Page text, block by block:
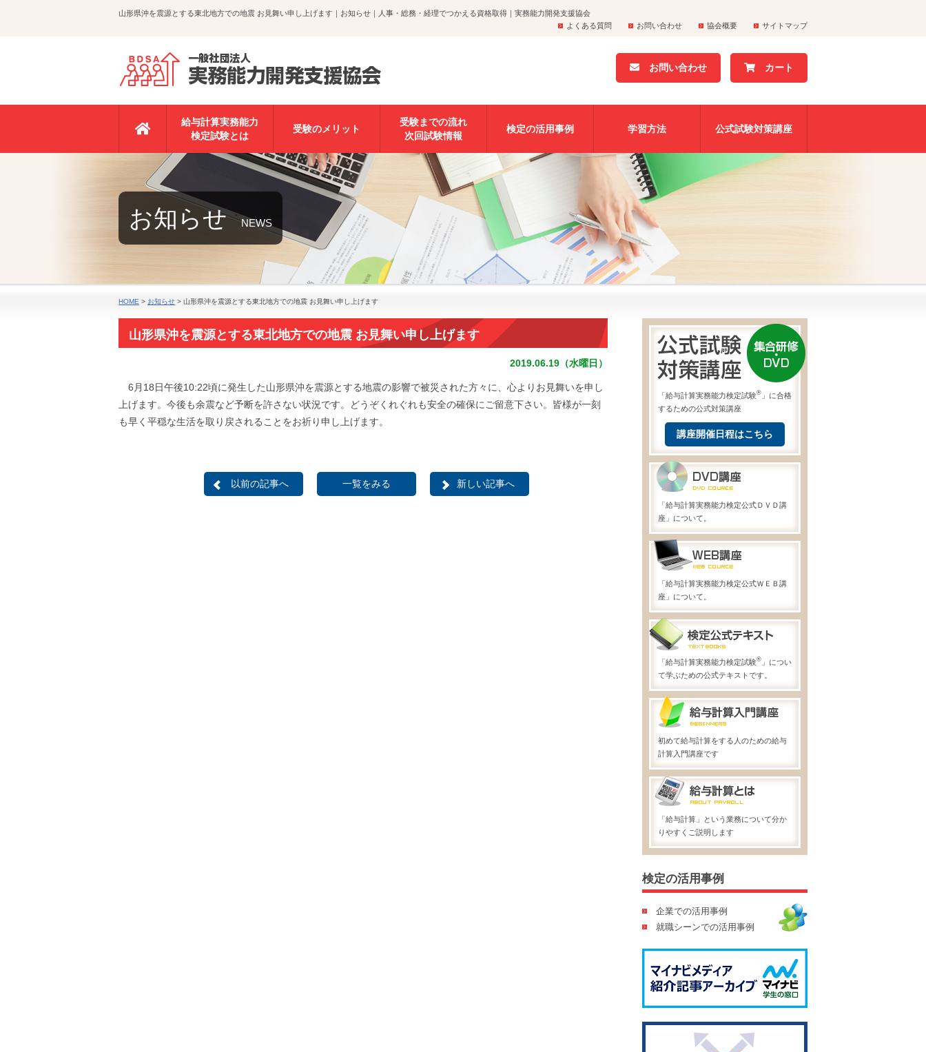
山形県沖を震源とする東北地方での地震 お見舞い申し上げます｜お知らせ｜人事・総務・経理でつかえる資格取得｜実務能力開発支援協会
よくある質問
お問い合わせ 協会概要 サイトマップ
お問い合わせ カート
給与計算実務能力
検定試験とは
受験のメリット
受験までの流れ
次回試験情報
検定の活用事例 学習方法 公式試験対策講座
お知らせ NEWS
HOME > お知らせ > 山形県沖を震源とする東北地方での地震 お見舞い申し上げます
山形県沖を震源とする東北地方での地震 お見舞い申し上げます
2019.06.19（水曜日）
6月18日午後10:22頃に発生した山形県沖を震源とする地震の影響で被災された方々に、心よりお見舞いを申し
上げます。今後も余震など予断を許さない状況です。どうぞくれぐれも安全の確保にご留意下さい。皆様が一刻
も早く平穏な生活を取り戻されることをお祈り申し上げます。
以前の記事へ 一覧をみる 新しい記事へ
「給与計算実務能力検定試験® 」に合格
するための公式対策講座
講座開催日程はこちら
「給与計算実務能力検定公式ＤＶＤ講
座」について。
「給与計算実務能力検定公式ＷＥＢ講
座」について。
「給与計算実務能力検定試験® 」につい
て学ぶための公式テキストです。
初めて給与計算をする人のための給与
計算入門講座です
「給与計算」という業務について分か
りやすくご説明します
検定の活用事例
企業での活用事例
就職シーンでの活用事例